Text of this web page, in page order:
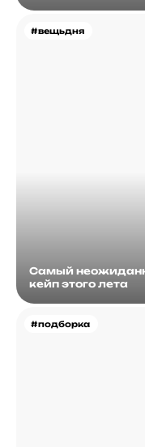
#вещьдня
Самый
кейп этого лета
#подборка